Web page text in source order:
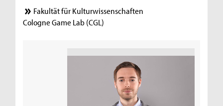
Fakultät für Kulturwissenschaften
Cologne Game Lab (CGL)